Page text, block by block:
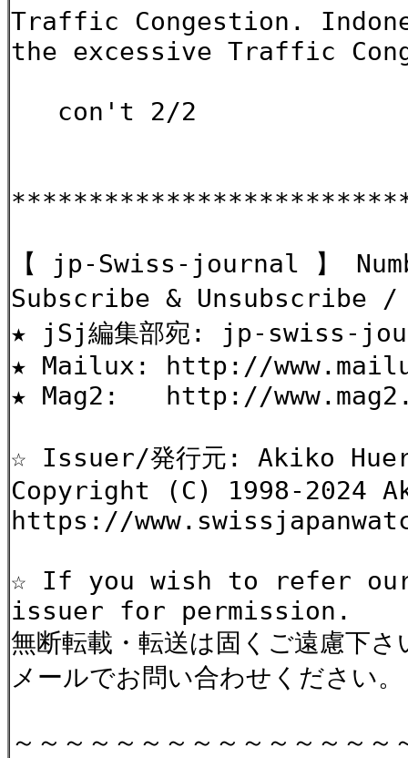
Traffic Congestion.
the excessive Traffic
con't 2/2
【 jp-Swiss-journal 】
Subscribe & Unsubscribe /
★ jSj編集部宛: jp-swiss-
★ Mailux: http://
★ Mag2: http://
☆ Issuer/発行元: Akiko
Copyright (C) 1998-2024
https://
☆ If you wish to refer
issuer for permission.
無断転載・転送は固くご遠慮下
メールでお問い合わせください。
～～～～～～～～～～～～～～